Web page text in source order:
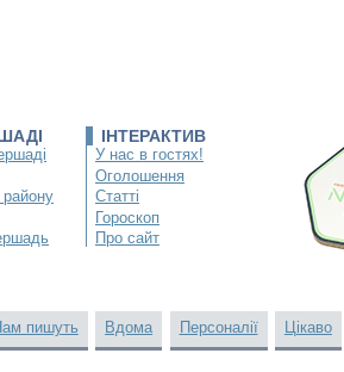
району
ІНТЕРАКТИВ
У нас в гостях!
Оголошення
Статті
Гороскоп
Про сайт
пишуть Вдома Персоналії Цікаво